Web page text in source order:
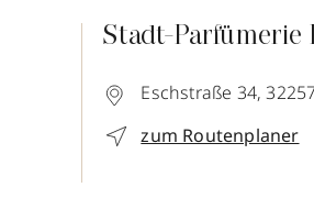
Stadt-Parfümerie
Eschstraße 34,
zum Routenplaner